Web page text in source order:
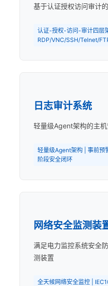
基于认证授权访问审计
认证-授权-访问-审计四层
RDP/VNC/SSH/Telnet/
日志审计系统
轻量级Agent架构的主
轻量级Agent架构 | 事前预
阶段安全闭环
网络安全监测装
满足电力监控系统安全
测装置
全天候网络安全监控 |